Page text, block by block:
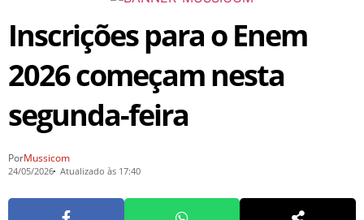
Inscrições para o Enem
2026 começam nesta
segunda-feira
PorMussicom
24/05/2026 Atualizado às 17:40